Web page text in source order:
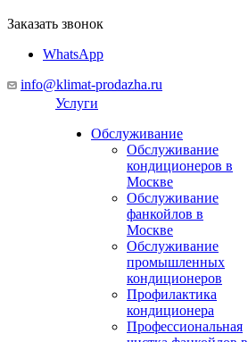
Заказать звонок
WhatsApp
info@klimat-prodazha.ru
Услуги
Обслуживание
Обслуживание
кондиционеров в
Москве
Обслуживание
фанкойлов в
Москве
Обслуживание
промышленных
кондиционеров
Профилактика
кондиционера
Профессиональная